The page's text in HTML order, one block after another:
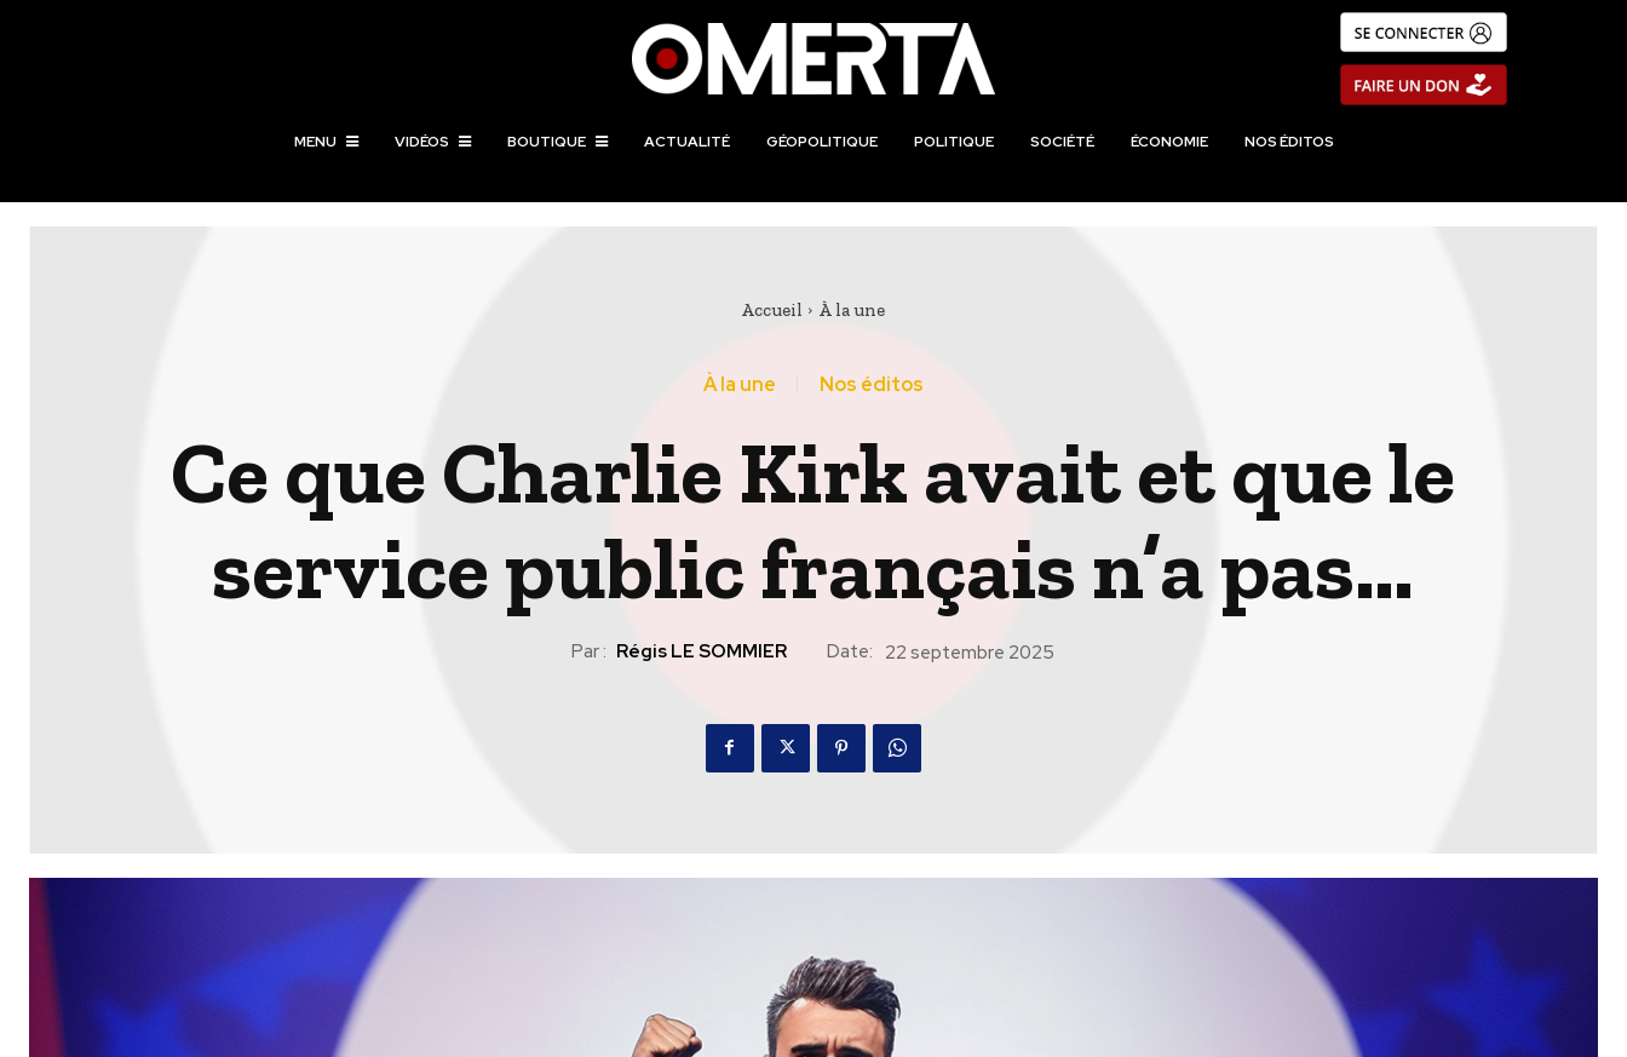
MENU VIDÉOS BOUTIQUE ACTUALITÉ GÉOPOLITIQUE POLITIQUE SOCIÉTÉ ÉCONOMIE NOS ÉDITOS
Accueil À la une
À la une Nos éditos
Ce que Charlie Kirk avait et que le
service public français n’a pas…
Par : Régis LE SOMMIER Date: 22 septembre 2025